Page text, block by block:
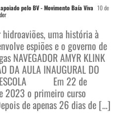
pelo BV - Movimento Baía Viva 10 de
uma história à
espiões e o governo de
NAVEGADOR AMYR KLINK
DA AULA INAUGURAL DO
ESCOLA Em 22 de
2023 o primeiro curso
de apenas 26 dias de […]